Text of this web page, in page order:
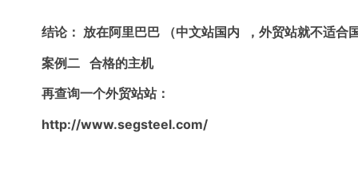
结论： 放在阿里巴巴 （中文站国内 ，外贸站就不适
案例二 合格的主机
再查询一个外贸站站：
http://www.segsteel.com/